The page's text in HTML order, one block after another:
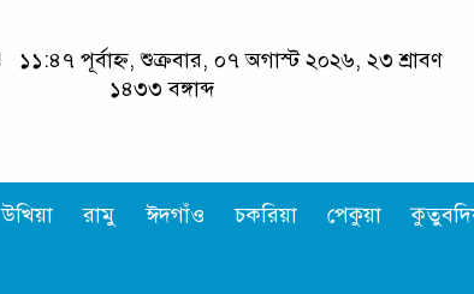
১১:৪৭ পূর্বাহ্ন, শুক্রবার, ০৭ অগাস্ট ২০২৬, ২৩ শ্রাবণ
১৪৩৩ বঙ্গাব্দ
উখিয়া রামু ঈদগাঁও চকরিয়া পেকুয়া